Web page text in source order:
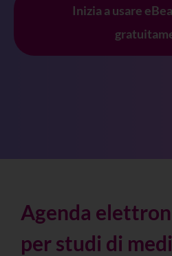
Inizia a usare
Agenda
per studi di